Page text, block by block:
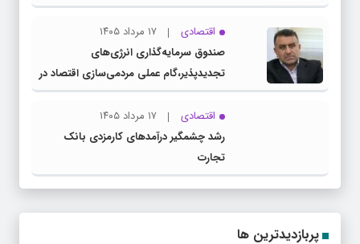
اقتصادی
۱۷ مرداد ۱۴۰۵
صندوق سرمایه‌گذاری انرژی‌های
تجدیدپذیر،گام عملی مردمی‌سازی اقتصاد در
برنامه هفتم است
اقتصادی
۱۷ مرداد ۱۴۰۵
رشد چشمگیر درآمدهای کارمزدی بانک
تجارت
پربازدیدترین ها